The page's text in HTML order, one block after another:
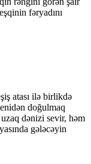
fəryadını
atası ilə birlikdə
doğulmaq
dənizi sevir, həm
gələcəyin